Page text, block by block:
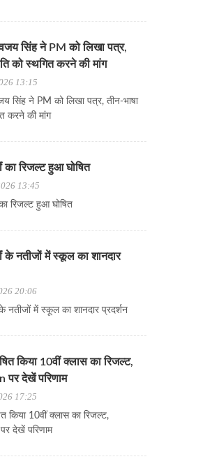
सिंह ने PM को लिखा पत्र,
को स्थगित करने की मांग
13:15
सिंह ने PM को लिखा पत्र, तीन-भाषा
करने की मांग
का रिजल्ट हुआ घोषित
13:45
रिजल्ट हुआ घोषित
के नतीजों में स्कूल का शानदार
20:06
नतीजों में स्कूल का शानदार प्रदर्शन
किया 10वीं क्लास का रिजल्ट,
पर देखें परिणाम
17:25
किया 10वीं क्लास का रिजल्ट,
देखें परिणाम